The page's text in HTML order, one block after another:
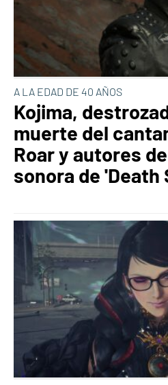
A LA EDAD DE 40 AÑOS
Kojima,
muerte del
Roar y autores
sonora de 'Death